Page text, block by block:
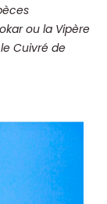
ou la Vipère
Cuivré de